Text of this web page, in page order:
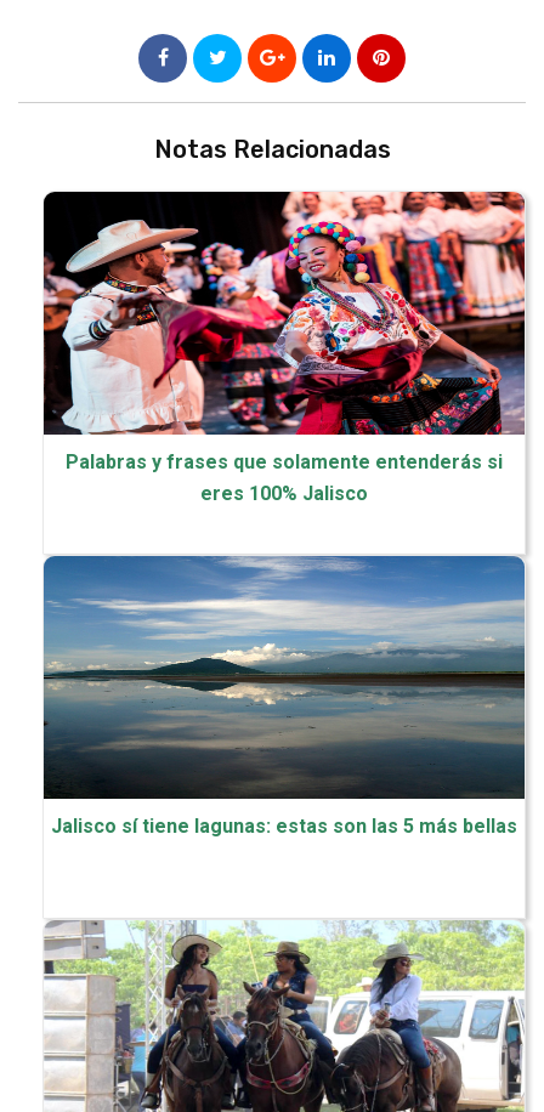
Notas Relacionadas
Palabras y frases que solamente entenderás si
eres 100% Jalisco
Jalisco sí tiene lagunas: estas son las 5 más bellas